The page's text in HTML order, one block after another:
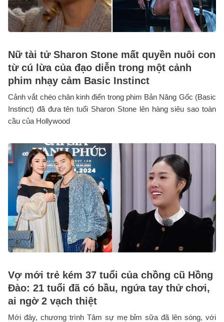
Nữ tài tử Sharon Stone mất quyền nuôi con
từ cú lừa của đạo diễn trong một cảnh
phim nhạy cảm Basic Instinct
Cảnh vắt chéo chân kinh điển trong phim Bản Năng Gốc (Basic
Instinct) đã đưa tên tuổi Sharon Stone lên hàng siêu sao toàn
cầu của Hollywood
Vợ mới trẻ kém 37 tuổi của chồng cũ Hồng
Đào: 21 tuổi đã có bầu, ngứa tay thử chơi,
ai ngờ 2 vạch thiệt
Mới đây, chương trình Tâm sự mẹ bỉm sữa đã lên sóng, với